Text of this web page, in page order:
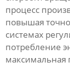
процесс
повышая
системах
потребление
максимальная